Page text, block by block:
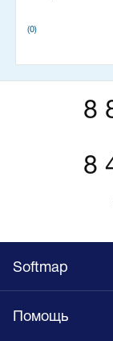
(0)
8
8
Softmap
Помощь